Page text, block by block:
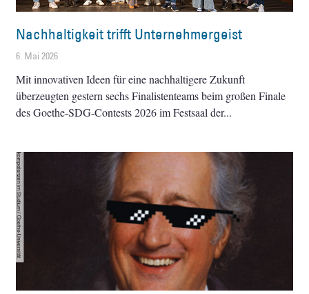
Nachhaltigkeit trifft Unternehmergeist
6. Mai 2026
Mit innovativen Ideen für eine nachhaltigere Zukunft
überzeugten gestern sechs Finalistenteams beim großen Finale
des Goethe-SDG-Contests 2026 im Festsaal der